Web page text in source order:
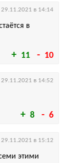
11 10
в
29.11.2021 в 14:14
8 6
29.11.2021 в 14:52
этими
29.11.2021 в 15:12